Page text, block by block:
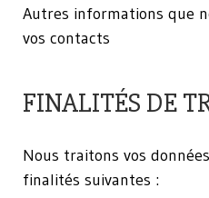
Autres informations que
vos contacts
FINALITÉS DE
Nous traitons vos
finalités suivantes :